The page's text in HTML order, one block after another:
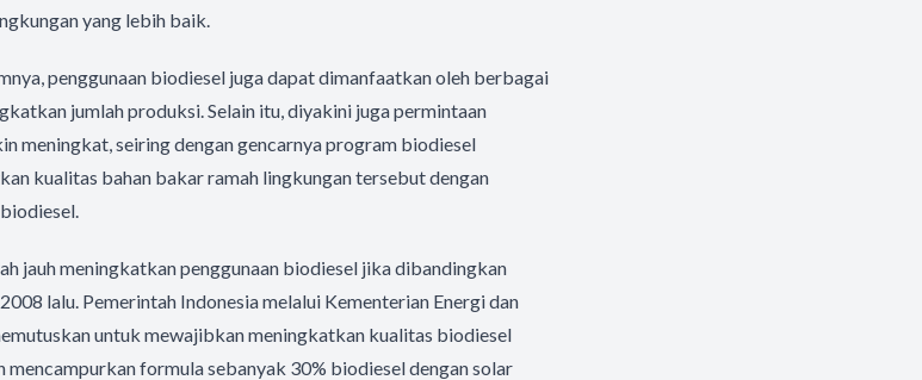
yang lebih baik.
penggunaan biodiesel juga dapat dimanfaatkan oleh berbagai
jumlah produksi. Selain itu, diyakini juga permintaan
meningkat, seiring dengan gencarnya program biodiesel
kualitas bahan bakar ramah lingkungan tersebut dengan
jauh meningkatkan penggunaan biodiesel jika dibandingkan
lalu. Pemerintah Indonesia melalui Kementerian Energi dan
untuk mewajibkan meningkatkan kualitas biodiesel
mencampurkan formula sebanyak 30% biodiesel dengan solar